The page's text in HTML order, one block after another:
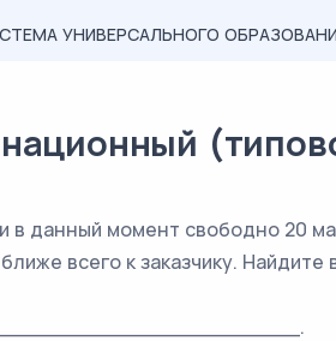
УНИВЕРСАЛЬНОГО
в данный момент свободно 20
всего к заказчику.